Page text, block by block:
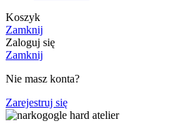
Koszyk
Zamknij
Zaloguj się
Zamknij
Nie masz konta?
Zarejestruj się